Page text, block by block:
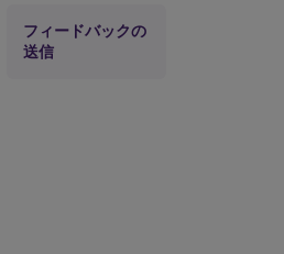
フィードバックの
送信